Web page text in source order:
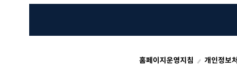
홈페이지운영지침 개인정보